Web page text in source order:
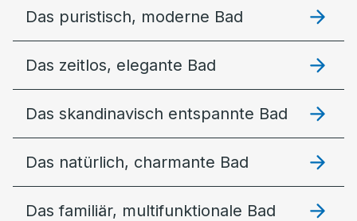
Das puristisch, moderne Bad
Das zeitlos, elegante Bad
Das skandinavisch entspannte Bad
Das natürlich, charmante Bad
Das familiär, multifunktionale Bad